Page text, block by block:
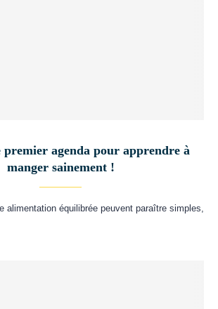
premier agenda pour apprendre à
manger sainement !
alimentation équilibrée peuvent paraître simples,